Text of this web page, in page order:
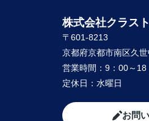
株式会社クラス
〒601-8213
京都府京都市南区久
営業時間： 9：00～18
定休日： 水曜日
お問